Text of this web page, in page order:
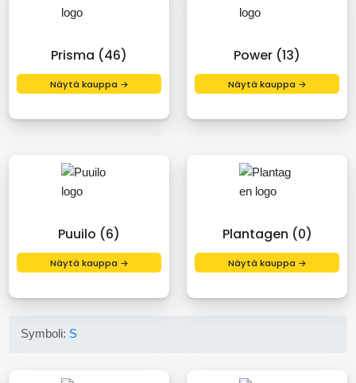
Prisma (46)
Näytä kauppa →
Power (13)
Näytä kauppa →
Puuilo (6)
Näytä kauppa →
Plantagen (0)
Näytä kauppa →
Symboli: S